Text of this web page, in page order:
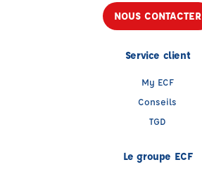
NOUS CONTACTER
Service client
My ECF
Conseils
TGD
Le groupe ECF